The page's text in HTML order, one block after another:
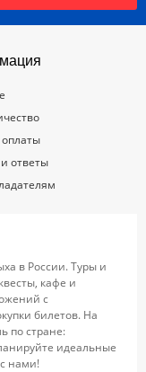
ответы
в России. Туры и
кафе и
с
билетов. На
по стране:
идеальные
нами!